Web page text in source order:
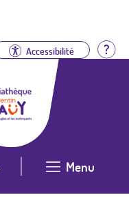
Accessibilité
Menu